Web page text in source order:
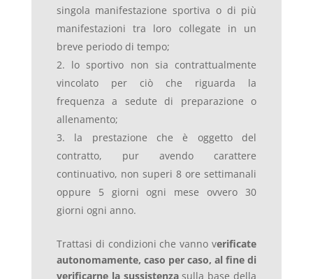
singola manifestazione sportiva o di più
manifestazioni tra loro collegate in un
breve periodo di tempo;
lo sportivo non sia contrattualmente
vincolato per ciò che riguarda la
frequenza a sedute di preparazione o
allenamento;
la prestazione che è oggetto del
contratto, pur avendo carattere
continuativo, non superi 8 ore settimanali
oppure 5 giorni ogni mese ovvero 30
giorni ogni anno.
Trattasi di condizioni che vanno verificate
autonomamente, caso per caso, al fine di
verificarne la sussistenzasulla base della